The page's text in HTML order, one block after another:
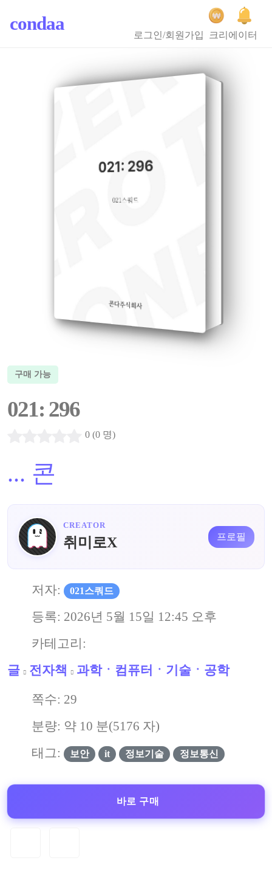
condaa
로그인/회원가입 크리에이터
구매 가능
021: 296
0 (0 명)
... 콘
CREATOR
취미로X 프로필
저자: 021스쿼드
등록: 2026년 5월 15일 12:45 오후
카테고리:
글
전자책 과학ㆍ컴퓨터ㆍ기술ㆍ공학
쪽수: 29
분량: 약 10 분(5176 자)
태그:
보안 it 정보기술 정보통신
바로 구매